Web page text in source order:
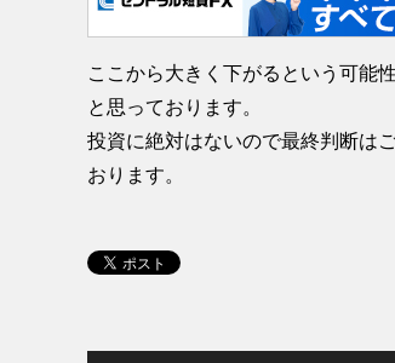
ここから大きく下がるという可能
と思っております。
投資に絶対はないので最終判断は
おります。